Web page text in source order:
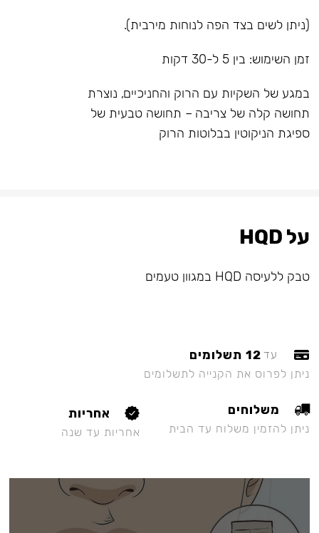
(ניתן לשים בצד הפה לנוחות מירבית).
זמן השימוש: בין 5 ל-30 דקות
במגע של השקיות עם הרוק והחניכיים, נוצרת
תחושה קלה של צריבה – תחושה טבעית של
ספיגת הניקוטין בבלוטות הרוק
על HQD
טבק ללעיסה HQD במגוון טעמים
עד 12 תשלומים
ניתן לפרוס את הקנייה לתשלומים
משלוחים
ניתן להזמין משלוח עד הבית
אחריות
אחריות עד שנה